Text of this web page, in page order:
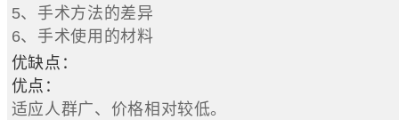
5、手术方法的差异
6、手术使用的材料
优缺点：
优点：
适应人群广、价格相对较低。